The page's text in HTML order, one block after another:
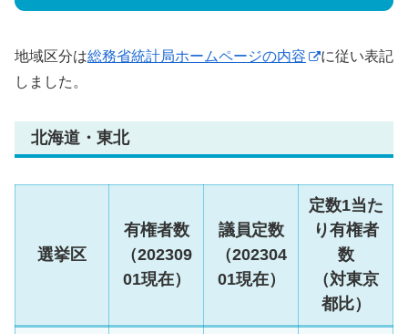
地域区分は総務省統計局ホームページの内容
に従い表記
しました。
北海道・東北
選挙区
有権者数
（202309
01現在）
議員定数
（202304
01現在）
定数1当た
り有権者
数
（対東京
都比）